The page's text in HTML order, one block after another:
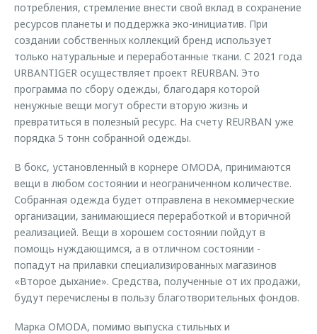
потребления, стремление внести свой вклад в сохранение
ресурсов планеты и поддержка эко-инициатив. При
создании собственных коллекций бренд использует
только натуральные и переработанные ткани. C 2021 года
URBANTIGER осуществляет проект REURBAN. Это
программа по сбору одежды, благодаря которой
ненужные вещи могут обрести вторую жизнь и
превратиться в полезный ресурс. На счету REURBAN уже
порядка 5 тонн собранной одежды.
В бокс, установленный в корнере OMODA, принимаются
вещи в любом состоянии и неограниченном количестве.
Собранная одежда будет отправлена в некоммерческие
организации, занимающиеся переработкой и вторичной
реализацией. Вещи в хорошем состоянии пойдут в
помощь нуждающимся, а в отличном состоянии -
попадут на прилавки специализированных магазинов
«Второе дыхание». Средства, полученные от их продажи,
будут перечислены в пользу благотворительных фондов.
Марка OMODA, помимо выпуска стильных и